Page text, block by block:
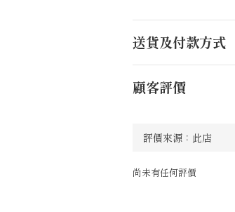
送貨及付款方式
顧客評價
尚未有任何評價